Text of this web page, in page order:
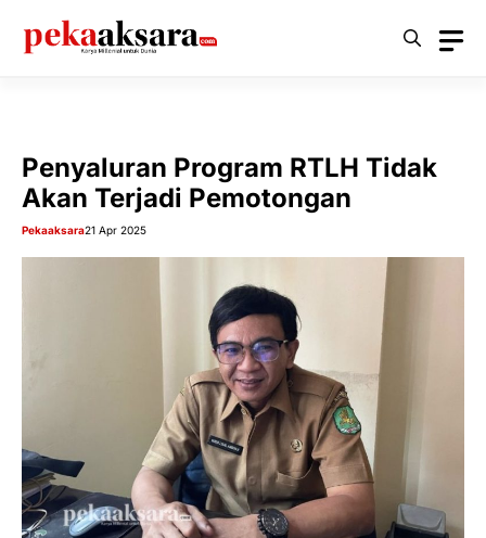
Penyaluran Program RTLH Tidak
Akan Terjadi Pemotongan
Pekaaksara21 Apr 2025